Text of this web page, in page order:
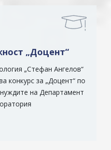
„Доцент“
„Стефан Ангелов“
конкурс за „Доцент“ по
на Департамент